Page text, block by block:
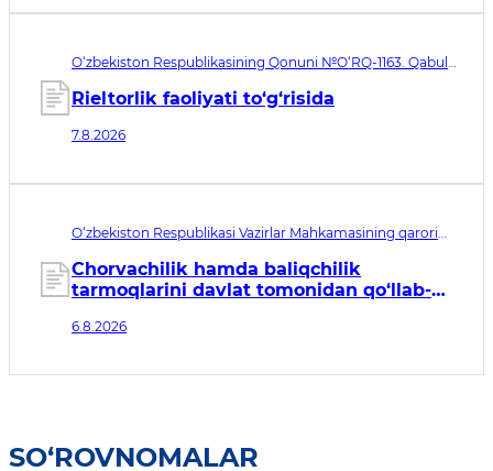
O‘zbekiston Respublikasining Qonuni №O‘RQ-1163. Qabul
Rieltorlik faoliyati to‘g‘risida
7.8.2026
O‘zbekiston Respublikasi Vazirlar Mahkamasining qarori
sanasi 07.08.2026
Chorvachilik hamda baliqchilik
tarmoqlarini davlat tomonidan qo‘llab-
tadbirlari to‘g‘risida
6.8.2026
SO‘ROVNOMALAR